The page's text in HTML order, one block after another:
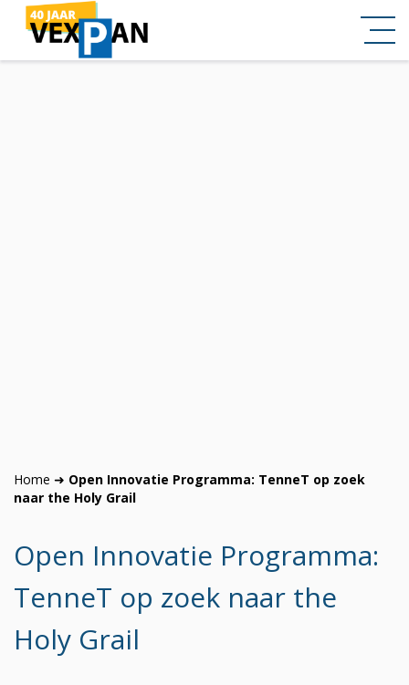
Home ➜ Open Innovatie Programma: TenneT op zoek
naar the Holy Grail
Open Innovatie Programma:
TenneT op zoek naar the
Holy Grail